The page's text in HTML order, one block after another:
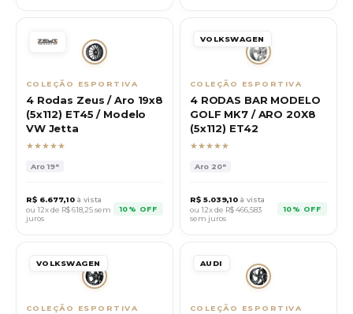
COLEÇÃO ESPORTIVA
4 Rodas Zeus / Aro 19x8
(5x112) ET45 / Modelo
VW Jetta
★★★★★
Aro19"
R$ 6.677,10 à vista
ou 12x de R$618,25sem
juros
10% OFF
VOLKSWAGEN
COLEÇÃO ESPORTIVA
4 RODAS BAR MODELO
GOLF MK7 / ARO 20X8
(5x112) ET42
★★★★★
Aro 20"
R$ 5.039,10 à vista
ou 12x de R$466,583
sem juros
10% OFF
VOLKSWAGEN
COLEÇÃO ESPORTIVA
AUDI
COLEÇÃO ESPORTIVA